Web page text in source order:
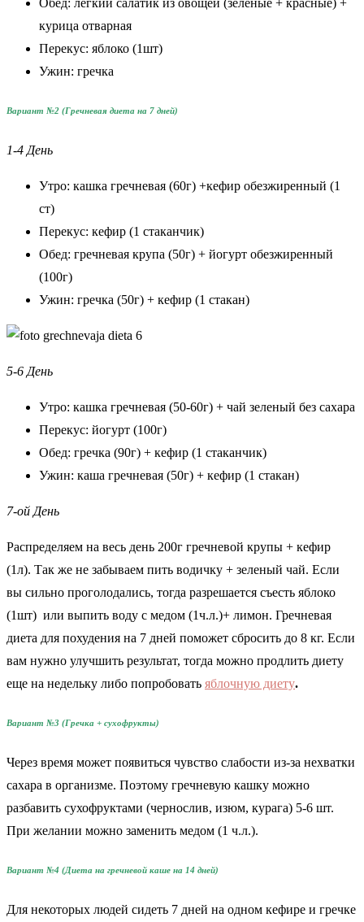
курица отварная
Перекус: яблоко (1шт)
Ужин: гречка
Вариант №2 (Гречневая диета на 7 дней)
1-4 День
Утро: кашка гречневая (60г) +кефир обезжиренный (1
ст)
Перекус: кефир (1 стаканчик)
Обед: гречневая крупа (50г) + йогурт обезжиренный
(100г)
Ужин: гречка (50г) + кефир (1 стакан)
5-6 День
Утро: кашка гречневая (50-60г) + чай зеленый без сахара
Перекус: йогурт (100г)
Обед: гречка (90г) + кефир (1 стаканчик)
Ужин: каша гречневая (50г) + кефир (1 стакан)
7-ой День
Распределяем на весь день 200г гречневой крупы + кефир
(1л). Так же не забываем пить водичку + зеленый чай. Если
вы сильно проголодались, тогда разрешается съесть яблоко
(1шт) или выпить воду с медом (1ч.л.)+ лимон. Гречневая
диета для похудения на 7 дней поможет сбросить до 8 кг. Если
вам нужно улучшить результат, тогда можно продлить диету
еще на недельку либо попробовать яблочную диету.
Вариант №3 (Гречка + сухофрукты)
Через время может появиться чувство слабости из-за нехватки
сахара в организме. Поэтому гречневую кашку можно
разбавить сухофруктами (чернослив, изюм, курага) 5-6 шт.
При желании можно заменить медом (1 ч.л.).
Вариант №4 (Диета на гречневой каше на 14 дней)
Для некоторых людей сидеть 7 дней на одном кефире и гречке